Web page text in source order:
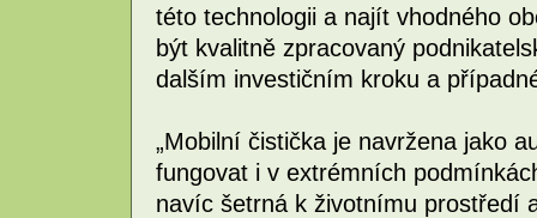
této technologii a najít vhodného
být kvalitně zpracovaný
dalším investičním kroku a
„Mobilní čistička je navržena jako
fungovat i v extrémních
navíc šetrná k životnímu prostředí